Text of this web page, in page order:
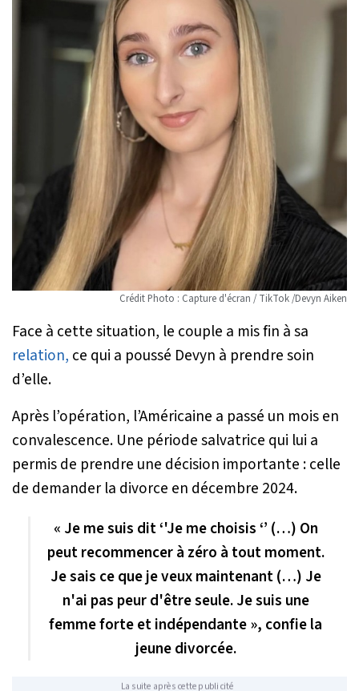
Crédit Photo : Capture d'écran / TikTok /Devyn Aiken
Face à cette situation, le couple a mis fin à sa
relation, ce qui a poussé Devyn à prendre soin
d’elle.
Après l’opération, l’Américaine a passé un mois en
convalescence. Une période salvatrice qui lui a
permis de prendre une décision importante : celle
de demander la divorce en décembre 2024.
« Je me suis dit ‘'Je me choisis ‘’ (…) On
peut recommencer à zéro à tout moment.
Je sais ce que je veux maintenant (…) Je
n'ai pas peur d'être seule. Je suis une
femme forte et indépendante », confie la
jeune divorcée.
La suite après cette publicité